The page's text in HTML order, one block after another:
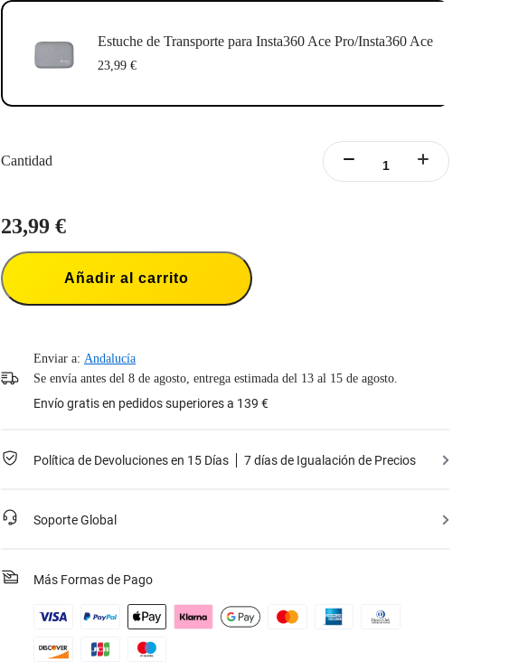
Estuche de Transporte para Insta360 Ace Pro/Insta360 Ace
23,99 €
Cantidad
23,99 €
Añadir al carrito
Enviar a: Andalucía
Se envía antes del 8 de agosto, entrega estimada del 13 al 15 de agosto.
Envío gratis en pedidos superiores a 139 €
Política de Devoluciones en 15 Días 7 días de Igualación de Precios
Soporte Global
Más Formas de Pago